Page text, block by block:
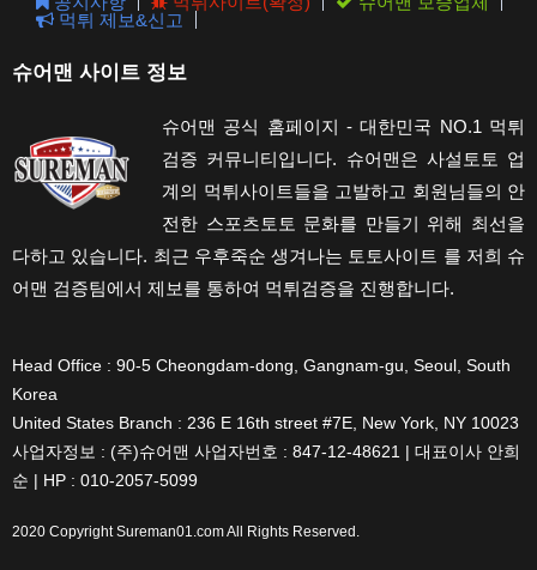
먹튀 제보&신고
슈어맨 사이트 정보
슈어맨 공식 홈페이지 - 대한민국 NO.1 먹튀
검증 커뮤니티입니다. 슈어맨은 사설토토 업
계의 먹튀사이트들을 고발하고 회원님들의 안
전한 스포츠토토 문화를 만들기 위해 최선을
다하고 있습니다. 최근 우후죽순 생겨나는 토토사이트 를 저희 슈
어맨 검증팀에서 제보를 통하여 먹튀검증을 진행합니다.
Head Office : 90-5 Cheongdam-dong, Gangnam-gu, Seoul, South
Korea
United States Branch : 236 E 16th street #7E, New York, NY 10023
사업자정보 : (주)슈어맨 사업자번호 : 847-12-48621 | 대표이사 안희
순 | HP : 010-2057-5099
2020 CopyrightSureman01.comAll Rights Reserved.